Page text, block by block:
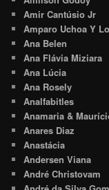
Amir Cantúsio Jr
Amparo Uchoa Y
Ana Belen
Ana Flávia Miziara
Ana Lúcia
Ana Rosely
Analfabitles
Anamaria &
Anares Diaz
Anastácia
Andersen Viana
André Christovam